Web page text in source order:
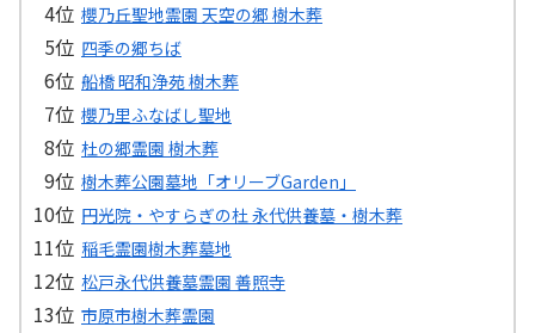
櫻乃丘聖地霊園 天空の郷 樹木葬
四季の郷ちば
船橋 昭和浄苑 樹木葬
櫻乃里ふなばし聖地
杜の郷霊園 樹木葬
樹木葬公園墓地「オリーブGarden」
円光院・やすらぎの杜 永代供養墓・樹木葬
稲毛霊園樹木葬墓地
松戸永代供養墓霊園 善照寺
市原市樹木葬霊園